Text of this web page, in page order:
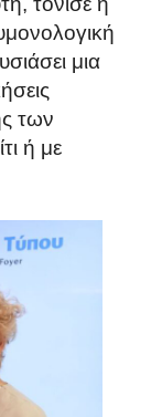
μια
των
ή με